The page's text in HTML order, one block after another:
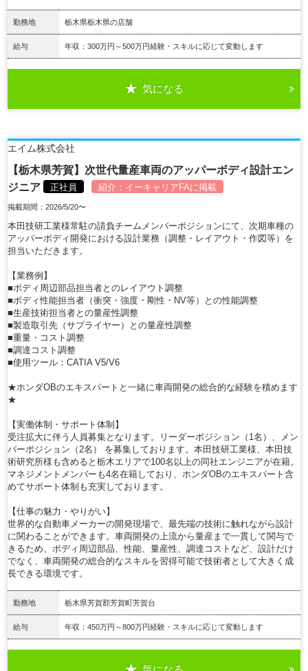
勤務地 栃木県栃木県の店舗
給与 年収：300万円～500万円経験・スキルに応じて変動します
気になる
エイム株式会社
【栃木県芳賀】次世代量産車両のアッパーボディ設計エン
ジニア
正社員 紹介： イーキャリアFAに掲載
掲載期間：2026/5/20〜
本田技研工業様常駐の請負チームメンバーポジションにて、次期車種の
アッパーボディ開発における設計業務（調整・レイアウト・作図等）を
担当いただきます。
【業務例】
■ボディ周辺部品担当者とのレイアウト調整
■ボディ性能担当者（衝突・強度・剛性・NV等）との性能調整
■生産技術担当者との量産性調整
■製造取引先（サプライヤー）との量産性調整
■重量・コスト調整
■調達コスト調整
■使用ツール：CATIA V5/V6
★ホンダOBのエキスパートと一緒に車両開発の総合的な経験を積めます
★
【実働体制・サポート体制】
受注拡大に伴う人員募集となります。リーダーポジション（1名）、メン
バーポジション（2名） を募集しております。本田技研工業様、本田技
術研究所様も含めると栃木エリアで100名以上の同社エンジニアが在籍。
マネジメントメンバーも4名在籍しており、ホンダOBのエキスパート含
めてサポート体制も充実しております。
【仕事の魅力・やりがい】
世界的な自動車メーカーの開発現場で、最先端の技術に触れながら設計
に関わることができます。車両開発の上流から量産まで一貫して関与で
きるため、ボディ周辺部品、性能、量産性、調達コストなど、設計だけ
でなく、車両開発の総合的なスキルを習得可能で技術者として大きく成
長できる環境です。
勤務地 栃木県芳賀郡芳賀町芳賀台
給与 年収：450万円～800万円経験・スキルに応じて変動します